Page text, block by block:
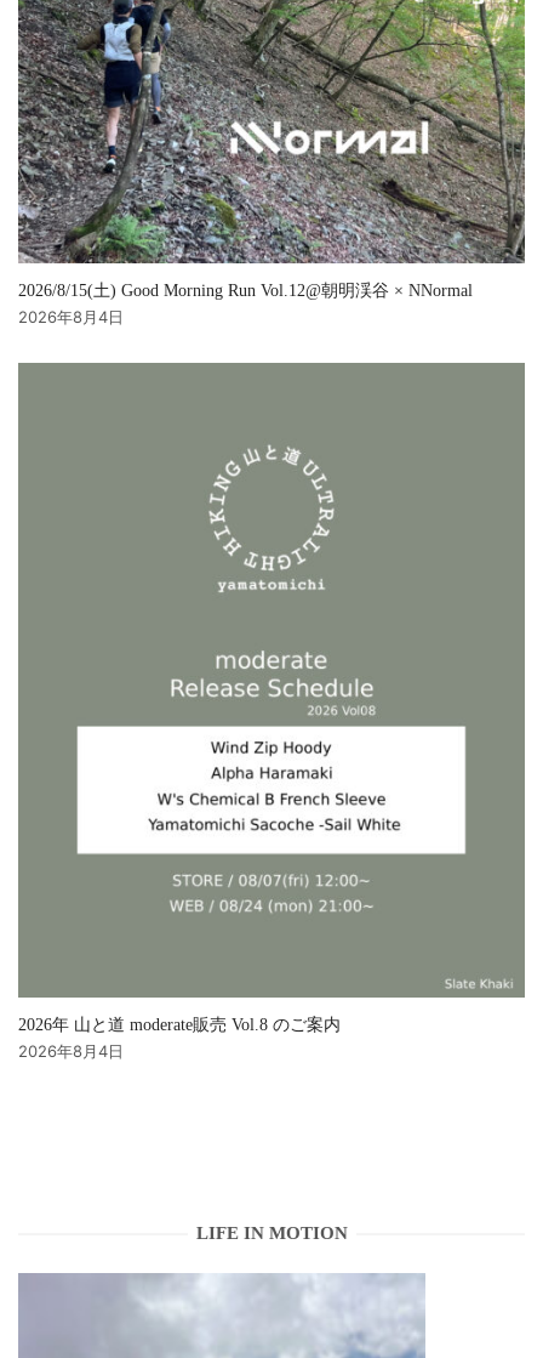
2026/8/15(土) Good Morning Run Vol.12@朝明渓谷 × NNormal
2026年8月4日
2026年 山と道 moderate販売 Vol.8 のご案内
2026年8月4日
LIFE IN MOTION